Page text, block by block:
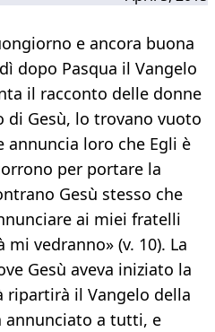
e ancora buona
dopo Pasqua il Vangelo
il racconto delle donne
di Gesù, lo trovano vuoto
annuncia loro che Egli è
per portare la
Gesù stesso che
ai miei fratelli
vedranno» (v. 10). La
Gesù aveva iniziato la
ripartirà il Vangelo della
annunciato a tutti, e